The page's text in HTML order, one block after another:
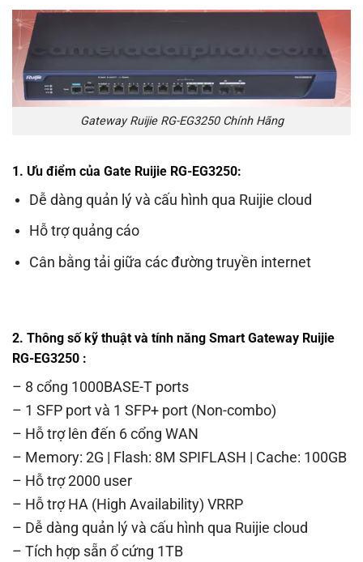
Gateway Ruijie RG-EG3250 Chính Hãng
1. Ưu điểm của Gate Ruijie RG-EG3250:
Dễ dàng quản lý và cấu hình qua Ruijie cloud
Hỗ trợ quảng cáo
Cân bằng tải giữa các đường truyền internet
2. Thông số kỹ thuật và tính năng Smart Gateway Ruijie
RG-EG3250 :
– 8 cổng 1000BASE-T ports
– 1 SFP port và 1 SFP+ port (Non-combo)
– Hỗ trợ lên đến 6 cổng WAN
– Memory: 2G | Flash: 8M SPIFLASH | Cache: 100GB
– Hỗ trợ 2000 user
– Hỗ trợ HA (High Availability) VRRP
– Dễ dàng quản lý và cấu hình qua Ruijie cloud
– Tích hợp sẵn ổ cứng 1TB